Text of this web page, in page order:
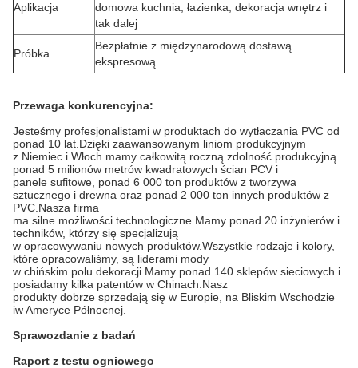
Aplikacja
domowa kuchnia, łazienka, dekoracja wnętrz i
tak dalej
Próbka
Bezpłatnie z międzynarodową dostawą
ekspresową
Przewaga konkurencyjna:
Jesteśmy profesjonalistami w produktach do wytłaczania PVC od
ponad 10 lat.Dzięki zaawansowanym liniom produkcyjnym
z Niemiec i Włoch mamy całkowitą roczną zdolność produkcyjną
ponad 5 milionów metrów kwadratowych ścian PCV i
panele sufitowe, ponad 6 000 ton produktów z tworzywa
sztucznego i drewna oraz ponad 2 000 ton innych produktów z
PVC.Nasza firma
ma silne możliwości technologiczne.Mamy ponad 20 inżynierów i
techników, którzy się specjalizują
w opracowywaniu nowych produktów.Wszystkie rodzaje i kolory,
które opracowaliśmy, są liderami mody
w chińskim polu dekoracji.Mamy ponad 140 sklepów sieciowych i
posiadamy kilka patentów w Chinach.Nasz
produkty dobrze sprzedają się w Europie, na Bliskim Wschodzie
iw Ameryce Północnej.
Sprawozdanie z badań
Raport z testu ogniowego